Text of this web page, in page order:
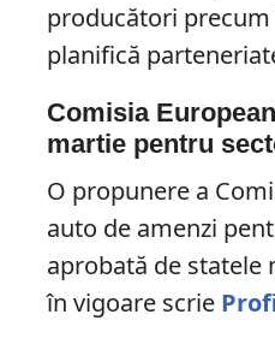
producători precum
planifică
Comisia
martie pentru
O propunere a
auto de amenzi
aprobată de statele
în vigoare scrie